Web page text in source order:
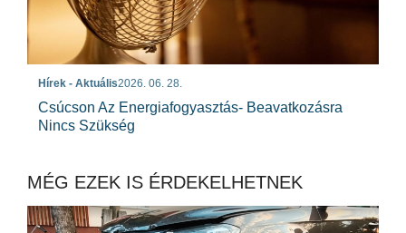
Hírek - Aktuális2026. 06. 28.
Csúcson Az Energiafogyasztás- Beavatkozásra
Nincs Szükség
MÉG EZEK IS ÉRDEKELHETNEK